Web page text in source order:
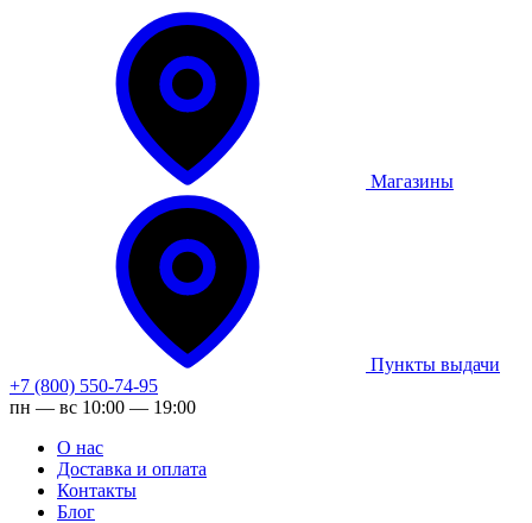
Магазины
Пункты выдачи
+7 (800) 550-74-95
пн — вс 10:00 — 19:00
О нас
Доставка и оплата
Контакты
Блог